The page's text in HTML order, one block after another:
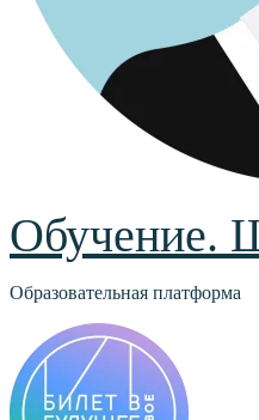
Обучение.
Образовательная платформа